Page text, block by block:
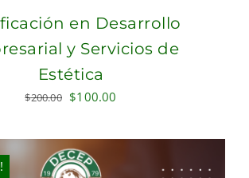
en Desarrollo
y Servicios de
Estética
$200.00 Original
was:
$200.00.
$100.00
is: